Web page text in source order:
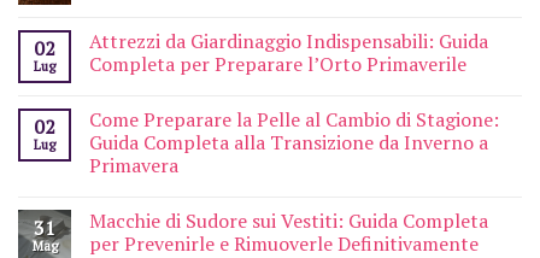
02
Lug
Attrezzi da Giardinaggio Indispensabili: Guida
Completa per Preparare l’Orto Primaverile
02
Lug
Come Preparare la Pelle al Cambio di Stagione:
Guida Completa alla Transizione da Inverno a
Primavera
31
Mag
Macchie di Sudore sui Vestiti: Guida Completa
per Prevenirle e Rimuoverle Definitivamente